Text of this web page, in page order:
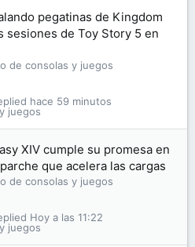
pegatinas de Kingdom
sesiones de Toy Story 5 en
de consolas y juegos
juegos
hace 59 minutos
XIV cumple su promesa en
que acelera las cargas
de consolas y juegos
juegos
Hoy a las 11:22